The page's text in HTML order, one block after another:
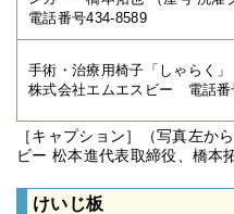
電話番号434-8589
手術・治療用椅子「しゃらく」
株式会社エムエスビー 電話番
［キャプション］（写真左か
ビー 松本進代表取締役、橋本
けいじ板